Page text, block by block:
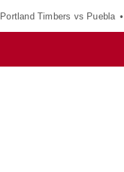
Portland Timbers vs Puebla